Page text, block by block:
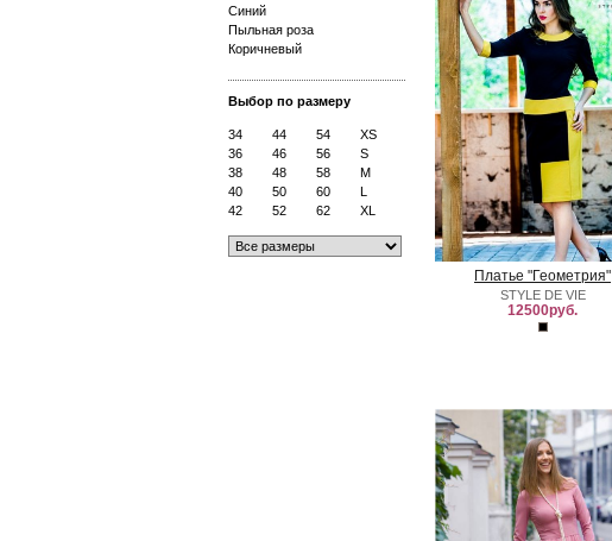
Синий
Пыльная роза
Коричневый
Выбор по размеру
34 44 54
XS
36
46 56
S
38
48 58
M
40
50 60
L
42
52 62 XL
Платье "Геометрия"
STYLE DE VIE
12500руб.